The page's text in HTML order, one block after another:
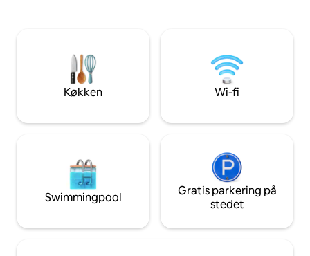
naturskønne vandreture og Delaware
River-eventyr, der forbinder dig med
naturen – forlad stedet med følelsen af
at være trådt ud af en eventyrbog.
queensize-
*Gryder, pander,
Køkken Wi-fi
Swimmingpool
Gratis parkering på
stedet